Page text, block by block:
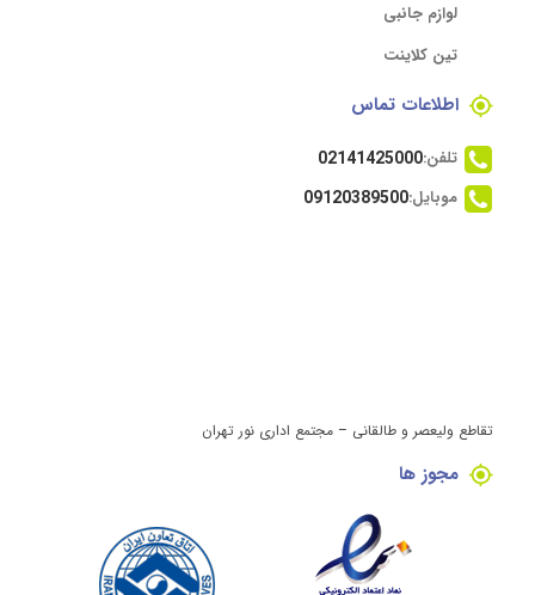
لوازم جانبی
تین کلاینت
اطلاعات تماس
تلفن:02141425000
موبایل:09120389500
تقاطع ولیعصر و طالقانی – مجتمع اداری نور تهران
مجوز ها